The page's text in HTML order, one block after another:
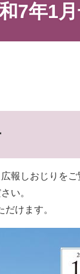
7年1
報しおじりを
い。
けます。